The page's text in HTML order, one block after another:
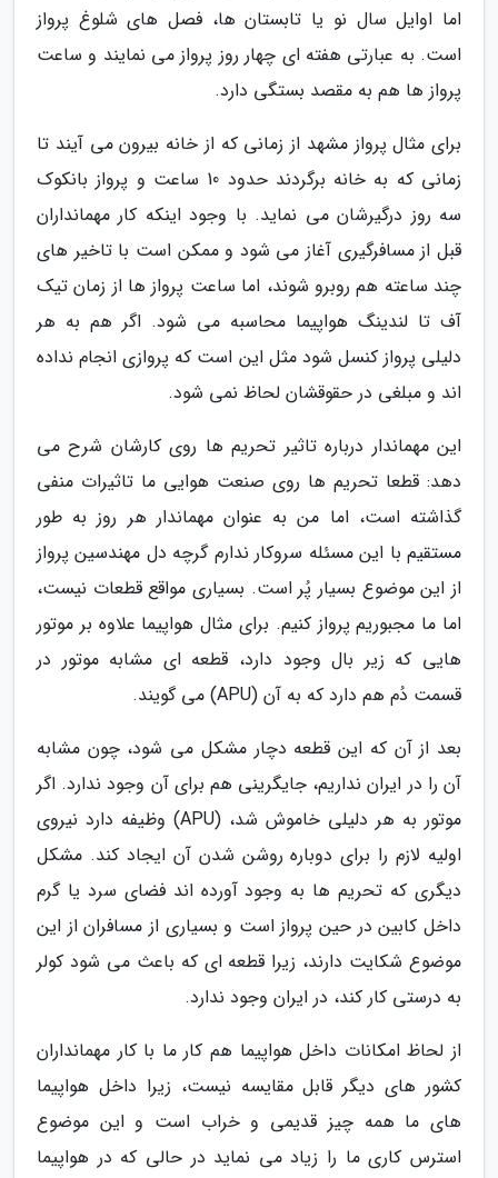
اما اوایل سال نو یا تابستان ها، فصل های شلوغ پرواز
است. به عبارتی هفته ای چهار روز پرواز می نمایند و ساعت
پرواز ها هم به مقصد بستگی دارد.
برای مثال پرواز مشهد از زمانی که از خانه بیرون می آیند تا
زمانی که به خانه برگردند حدود 10 ساعت و پرواز بانکوک
سه روز درگیرشان می نماید. با وجود اینکه کار مهمانداران
قبل از مسافرگیری آغاز می شود و ممکن است با تاخیر های
چند ساعته هم روبرو شوند، اما ساعت پرواز ها از زمان تیک
آف تا لندینگ هواپیما محاسبه می شود. اگر هم به هر
دلیلی پرواز کنسل شود مثل این است که پروازی انجام نداده
اند و مبلغی در حقوقشان لحاظ نمی شود.
این مهماندار درباره تاثیر تحریم ها روی کارشان شرح می
دهد: قطعا تحریم ها روی صنعت هوایی ما تاثیرات منفی
گذاشته است، اما من به عنوان مهماندار هر روز به طور
مستقیم با این مسئله سروکار ندارم گرچه دل مهندسین پرواز
از این موضوع بسیار پُر است. بسیاری مواقع قطعات نیست،
اما ما مجبوریم پرواز کنیم. برای مثال هواپیما علاوه بر موتور
هایی که زیر بال وجود دارد، قطعه ای مشابه موتور در
قسمت دُم هم دارد که به آن (APU) می گویند.
بعد از آن که این قطعه دچار مشکل می شود، چون مشابه
آن را در ایران نداریم، جایگرینی هم برای آن وجود ندارد. اگر
موتور به هر دلیلی خاموش شد، (APU) وظیفه دارد نیروی
اولیه لازم را برای دوباره روشن شدن آن ایجاد کند. مشکل
دیگری که تحریم ها به وجود آورده اند فضای سرد یا گرم
داخل کابین در حین پرواز است و بسیاری از مسافران از این
موضوع شکایت دارند، زیرا قطعه ای که باعث می شود کولر
به درستی کار کند، در ایران وجود ندارد.
از لحاظ امکانات داخل هواپیما هم کار ما با کار مهمانداران
کشور های دیگر قابل مقایسه نیست، زیرا داخل هواپیما
های ما همه چیز قدیمی و خراب است و این موضوع
استرس کاری ما را زیاد می نماید در حالی که در هواپیما